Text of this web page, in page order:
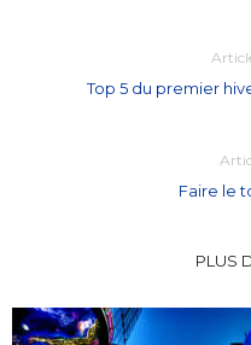
Top 5 du premier
Faire le
PLUS